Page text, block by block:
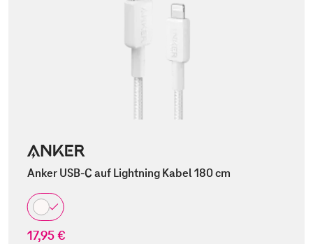
Anker USB-C auf Lightning Kabel 180 cm
17,95 €